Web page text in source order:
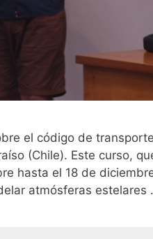
el código de
(Chile). Este curso,
hasta el 18 de
atmósferas estelares